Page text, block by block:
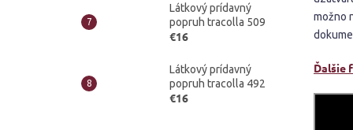
Látkový prídavný
popruh tracolla 509
€16
Látkový prídavný
popruh tracolla 492
€16
možno
Ďalšie